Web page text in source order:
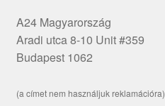
A24 Magyarország
Aradi utca 8-10 Unit #359
Budapest 1062
(a címet nem használjuk reklamációra)